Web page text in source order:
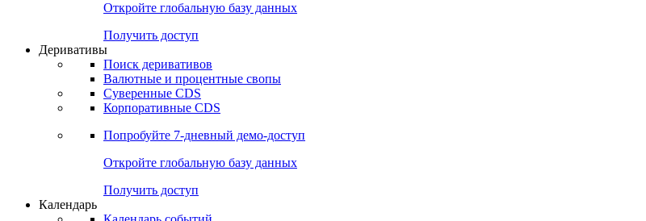
Откройте глобальную базу данных
Получить доступ
Деривативы
Поиск деривативов
Валютные и процентные свопы
Суверенные CDS
Корпоративные CDS
Попробуйте 7-дневный демо-доступ
Откройте глобальную базу данных
Получить доступ
Календарь